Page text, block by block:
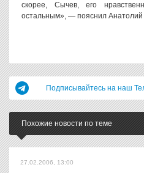
скорее, Сычев, его
остальным», — пояснил
Подписывайтесь на наш
Похожие новости по теме
27.02.2006, 13:00